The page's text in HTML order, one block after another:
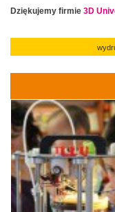
Dziękujemy firmie 3D